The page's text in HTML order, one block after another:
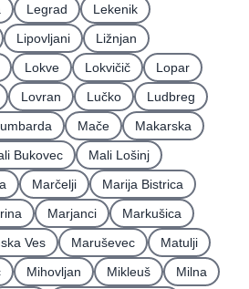
Legrad
Lekenik
Lipovljani
Ližnjan
Lokve Lokvičič
Lopar
Lovran Lučko
Ludbreg
Mače
Makarska
Bukovec
Mali Lošinj
Marčelji
Marija Bistrica
Marjanci
Markušica
Ves Maruševec
Matulji
Mihovljan Mikleuš
Milna